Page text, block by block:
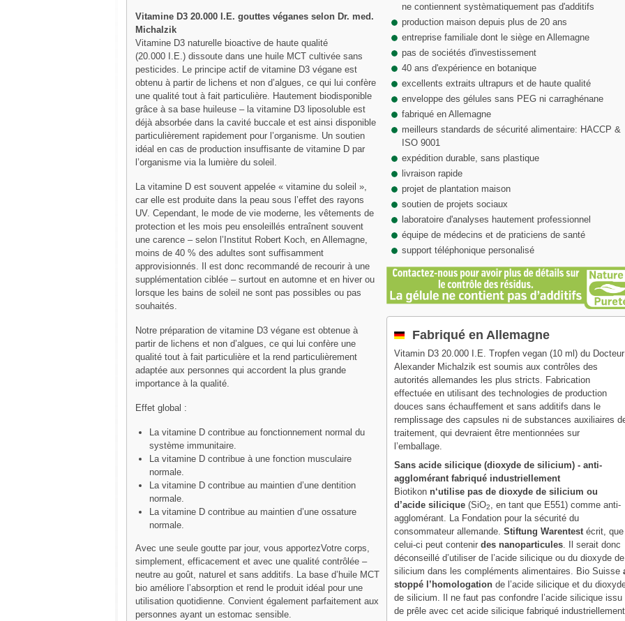
Vitamine D3 20.000 I.E. gouttes véganes selon Dr. med.
Michalzik
Vitamine D3 naturelle bioactive de haute qualité
(20.000 I.E.) dissoute dans une huile MCT cultivée sans
pesticides. Le principe actif de vitamine D3 végane est
obtenu à partir de lichens et non d’algues, ce qui lui confère
une qualité tout à fait particulière. Hautement biodisponible
grâce à sa base huileuse – la vitamine D3 liposoluble est
déjà absorbée dans la cavité buccale et est ainsi disponible
particulièrement rapidement pour l’organisme. Un soutien
idéal en cas de production insuffisante de vitamine D par
l’organisme via la lumière du soleil.
La vitamine D est souvent appelée « vitamine du soleil »,
car elle est produite dans la peau sous l’effet des rayons
UV. Cependant, le mode de vie moderne, les vêtements de
protection et les mois peu ensoleillés entraînent souvent
une carence – selon l’Institut Robert Koch, en Allemagne,
moins de 40 % des adultes sont suffisamment
approvisionnés. Il est donc recommandé de recourir à une
supplémentation ciblée – surtout en automne et en hiver ou
lorsque les bains de soleil ne sont pas possibles ou pas
souhaités.
Notre préparation de vitamine D3 végane est obtenue à
partir de lichens et non d’algues, ce qui lui confère une
qualité tout à fait particulière et la rend particulièrement
adaptée aux personnes qui accordent la plus grande
importance à la qualité.
Effet global :
La vitamine D contribue au fonctionnement normal du
système immunitaire.
La vitamine D contribue à une fonction musculaire
normale.
La vitamine D contribue au maintien d’une dentition
normale.
La vitamine D contribue au maintien d’une ossature
normale.
Avec une seule goutte par jour, vous apportezVotre corps,
simplement, efficacement et avec une qualité contrôlée –
neutre au goût, naturel et sans additifs. La base d’huile MCT
bio améliore l’absorption et rend le produit idéal pour une
utilisation quotidienne. Convient également parfaitement aux
personnes ayant un estomac sensible.
ne contiennent systèmatiquement pas d'additifs
production maison depuis plus de 20 ans
entreprise familiale dont le siège en Allemagne
pas de sociétés d'investissement
40 ans d'expérience en botanique
excellents extraits ultrapurs et de haute qualité
enveloppe des gélules sans PEG ni carraghénane
fabriqué en Allemagne
meilleurs standards de sécurité alimentaire: HACCP &
ISO 9001
expédition durable, sans plastique
livraison rapide
projet de plantation maison
soutien de projets sociaux
laboratoire d'analyses hautement professionnel
équipe de médecins et de praticiens de santé
support téléphonique personalisé
Fabriqué en Allemagne
Vitamin D3 20.000 I.E. Tropfen vegan (10 ml) du Docteur
Alexander Michalzik est soumis aux contrôles des
autorités allemandes les plus stricts. Fabrication
effectuée en utilisant des technologies de production
douces sans échauffement et sans additifs dans le
remplissage des capsules ni de substances auxiliaires
traitement, qui devraient être mentionnées sur
l’emballage.
Sans acide silicique (dioxyde de silicium) - anti-
agglomérant fabriqué industriellement
Biotikon n‘utilise pas de dioxyde de silicium ou
d’acide silicique (SiO2
, en tant que E551) comme anti-
agglomérant. La Fondation pour la sécurité du
consommateur allemande.Stiftung Warentest écrit, que
celui-ci peut contenirdes nanoparticules . Il serait donc
déconseillé d’utiliser de l’acide silicique ou du dioxyde de
silicium dans les compléments alimentaires. Bio Suisse
stoppé l’homologation de l’acide silicique et du
de silicium. Il ne faut pas confondre l’acide silicique issu
de prêle avec cet acide silicique fabriqué industriellement.